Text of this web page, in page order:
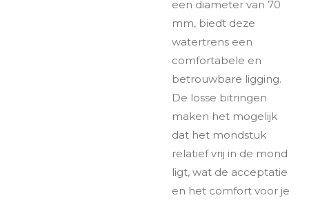
een diameter van 70
mm, biedt deze
watertrens een
comfortabele en
betrouwbare ligging.
De losse bitringen
maken het mogelijk
dat het mondstuk
relatief vrij in de mond
ligt, wat de acceptatie
en het comfort voor je